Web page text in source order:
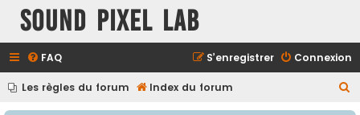
Sound Pixel Lab
FAQ Connexion
S’enregistrer
Les règles du forum Index du forum
e